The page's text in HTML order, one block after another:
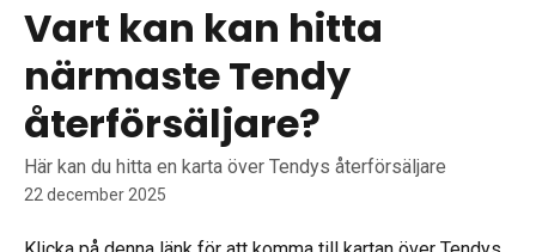
Vart kan kan hitta
närmaste Tendy
återförsäljare?
Här kan du hitta en karta över Tendys återförsäljare
22 december 2025